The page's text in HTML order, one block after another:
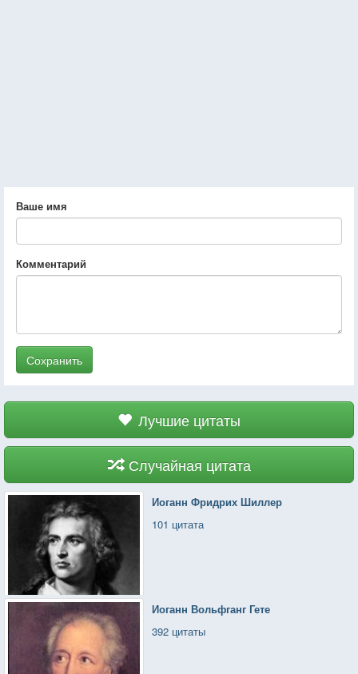
Ваше имя
Комментарий
Сохранить
Лучшие цитаты
Случайная цитата
Иоганн Фридрих Шиллер
101 цитата
Иоганн Вольфганг Гете
392 цитаты